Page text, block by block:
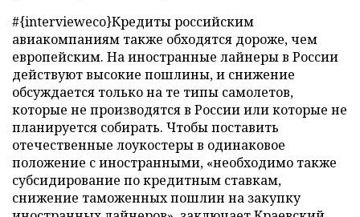
#{intervieweco}Кредиты российским
авиакомпаниям также обходятся дороже, чем
европейским. На иностранные лайнеры в России
действуют высокие пошлины, и снижение
обсуждается только на те типы самолетов,
которые не производятся в России или которые не
планируется собирать. Чтобы поставить
отечественные лоукостеры в одинаковое
положение с иностранными, «необходимо также
субсидирование по кредитным ставкам,
снижение таможенных пошлин на закупку